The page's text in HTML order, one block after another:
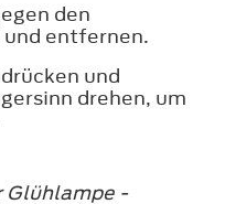
den
entfernen.
und
drehen, um
Glühlampe -